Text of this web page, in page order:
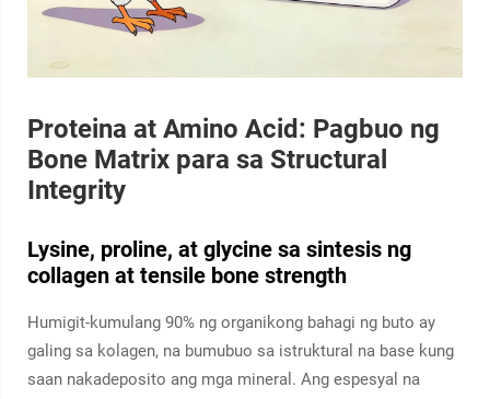
Proteina at Amino Acid: Pagbuo ng
Bone Matrix para sa Structural
Integrity
Lysine, proline, at glycine sa sintesis ng
collagen at tensile bone strength
Humigit-kumulang 90% ng organikong bahagi ng buto ay
galing sa kolagen, na bumubuo sa istruktural na base kung
saan nakadeposito ang mga mineral. Ang espesyal na